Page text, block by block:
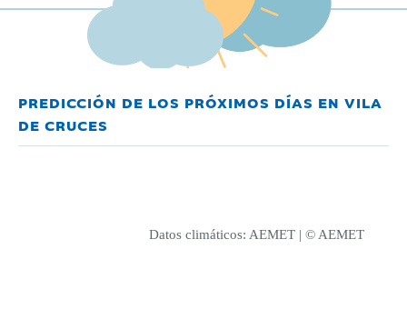
PREDICCIÓN DE LOS PRÓXIMOS DÍAS EN VILA
DE CRUCES
Datos climáticos: AEMET | © AEMET